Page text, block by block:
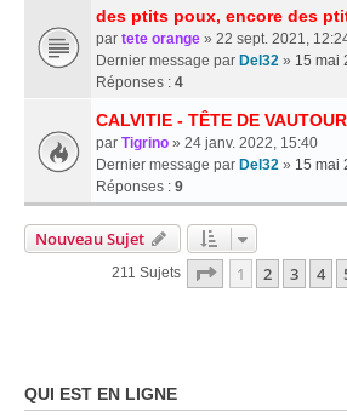
des ptits poux, encore des
par tete orange » 22 sept. 2021,
Dernier message par Del32 » 15 mai
Réponses : 4
CALVITIE - TÊTE DE VAUTOUR
par Tigrino » 24 janv. 2022, 15:40
Dernier message par Del32 » 15 mai
Réponses : 9
Nouveau Sujet
211 Sujets Page 1Sur
1 2 3 4
QUI EST EN LIGNE